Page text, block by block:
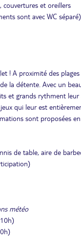
couvertures et oreillers
sont avec WC séparé)
! A proximité des
la détente. Avec un
et grands rythment
qui leur est
sont proposées
de table, aire de
météo